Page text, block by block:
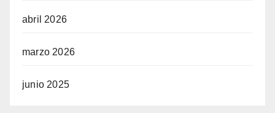
abril 2026
marzo 2026
junio 2025